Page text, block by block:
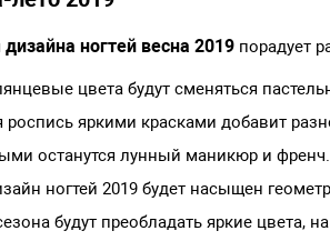
дизайна ногтей весна 2019 порадует
цвета будут сменяться
роспись яркими красками добавит
останутся лунный маникюр и
ногтей 2019 будет насыщен
будут преобладать яркие цвета,